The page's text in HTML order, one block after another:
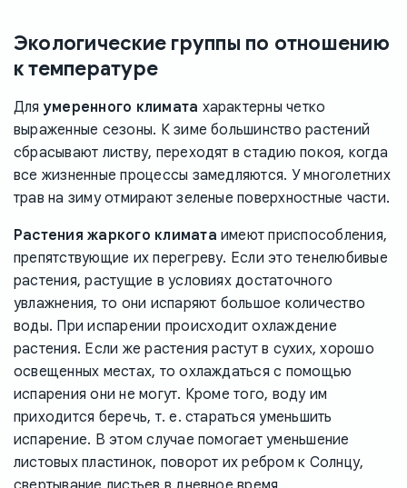
Экологические группы по отношению
к температуре
Для умеренного климата характерны четко
выраженные сезоны. К зиме большинство растений
сбрасывают листву, переходят в стадию покоя, когда
все жизненные процессы замедляются. У многолетних
трав на зиму отмирают зеленые поверхностные части.
Растения жаркого климата имеют приспособления,
препятствующие их перегреву. Если это тенелюбивые
растения, растущие в условиях достаточного
увлажнения, то они испаряют большое количество
воды. При испарении происходит охлаждение
растения. Если же растения растут в сухих, хорошо
освещенных местах, то охлаждаться с помощью
испарения они не могут. Кроме того, воду им
приходится беречь, т. е. стараться уменьшить
испарение. В этом случае помогает уменьшение
листовых пластинок, поворот их ребром к Солнцу,